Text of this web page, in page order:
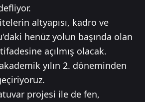
altyapısı, kadro ve
henüz yolun başında olan
açılmış olacak.
yılın 2. döneminden
projesi ile de fen,